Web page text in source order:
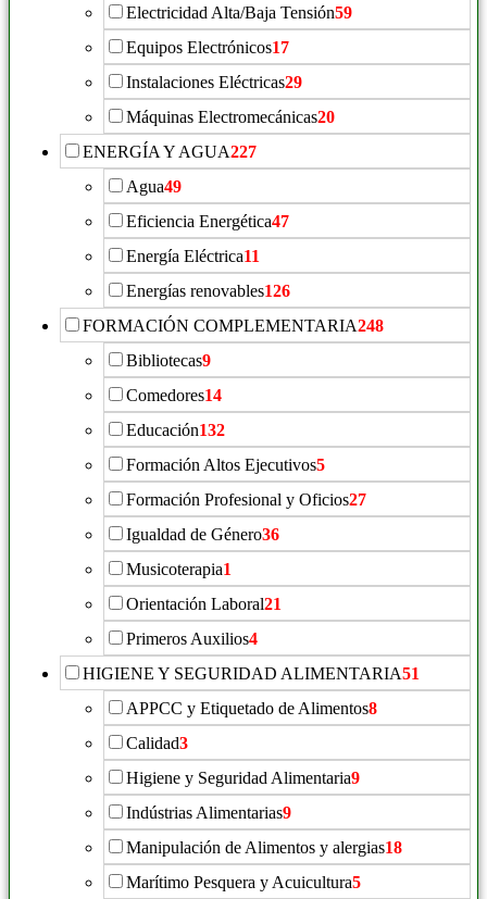
Electricidad Alta/Baja Tensión59
Equipos Electrónicos17
Instalaciones Eléctricas29
Máquinas Electromecánicas20
ENERGÍA Y AGUA227
Agua49
Eficiencia Energética47
Energía Eléctrica11
Energías renovables126
FORMACIÓN COMPLEMENTARIA248
Bibliotecas9
Comedores14
Educación132
Formación Altos Ejecutivos5
Formación Profesional y Oficios27
Igualdad de Género36
Musicoterapia1
Orientación Laboral21
Primeros Auxilios4
HIGIENE Y SEGURIDAD ALIMENTARIA51
APPCC y Etiquetado de Alimentos8
Calidad3
Higiene y Seguridad Alimentaria9
Indústrias Alimentarias9
Manipulación de Alimentos y alergias18
Marítimo Pesquera y Acuicultura5